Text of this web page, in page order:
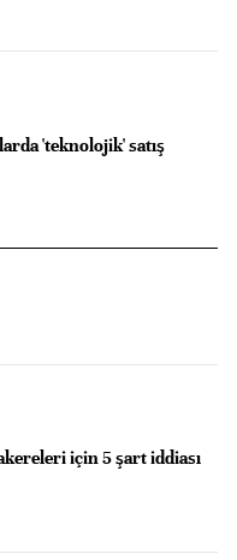
'teknolojik' satış
için 5 şart iddiası